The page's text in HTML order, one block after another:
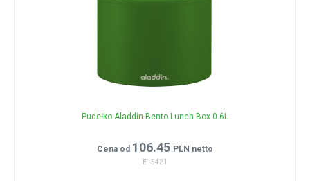
Pudełko Aladdin Bento Lunch Box 0.6L
Cena od 106.45 PLN netto
E15421